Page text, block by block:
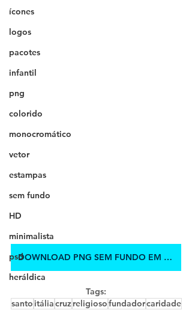
ícones
logos
pacotes
infantil
png
colorido
monocromático
vetor
estampas
sem fundo
HD
minimalista
psd
heráldica
DOWNLOAD PNG SEM FUNDO EM HD
Tags:
santo itáliacruzreligiosofundadorcaridade